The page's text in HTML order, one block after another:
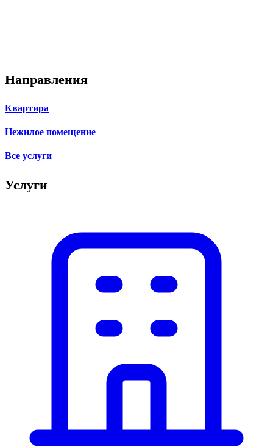
Направления
Квартира
Нежилое помещение
Все услуги
Услуги